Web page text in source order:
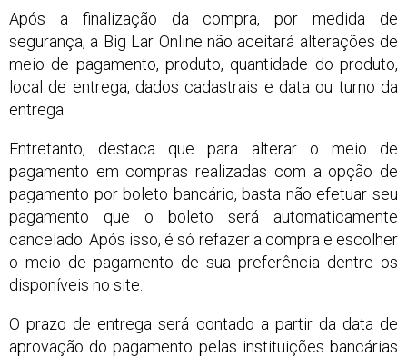
Após a finalização da compra, por medida de
segurança, a Big Lar Online não aceitará alterações de
meio de pagamento, produto, quantidade do produto,
local de entrega, dados cadastrais e data ou turno da
entrega.
Entretanto, destaca que para alterar o meio de
pagamento em compras realizadas com a opção de
pagamento por boleto bancário, basta não efetuar seu
pagamento que o boleto será automaticamente
cancelado. Após isso, é só refazer a compra e escolher
o meio de pagamento de sua preferência dentre os
disponíveis no site.
O prazo de entrega será contado a partir da data de
aprovação do pagamento pelas instituições bancárias